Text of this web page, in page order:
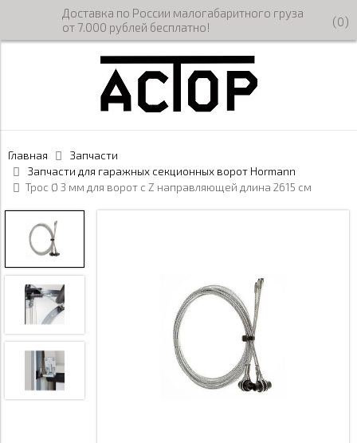
Доставка по России малогабаритного груза
от 7.000 рублей бесплатно!
(0)
Главная
Запчасти
Запчасти для гаражных секционных ворот Hormann
Трос Ø 3 мм для ворот с Z направляющей длина 2615 см